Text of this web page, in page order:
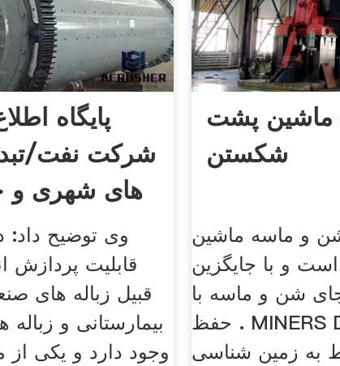
پایگاه
شرکت نفت/
های شهری و
وی توضیح
قابلیت پردازش
قبیل زباله های
بیمارستانی و
وجود دارد و یکی از
ماشین پشت
شکستن
و ماسه ماشین
و با جایگزین
شن و ماسه با
حفظ . MINERS DATABASE
به زمین شناسی